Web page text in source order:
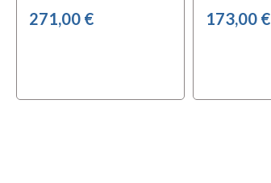
271,00 € 173,00 €